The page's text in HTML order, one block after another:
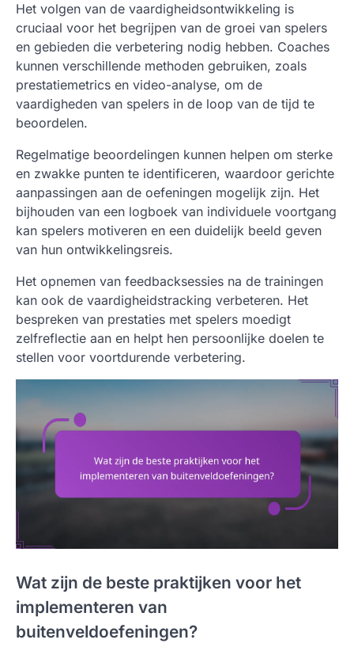
Het volgen van de vaardigheidsontwikkeling is
cruciaal voor het begrijpen van de groei van spelers
en gebieden die verbetering nodig hebben. Coaches
kunnen verschillende methoden gebruiken, zoals
prestatiemetrics en video-analyse, om de
vaardigheden van spelers in de loop van de tijd te
beoordelen.
Regelmatige beoordelingen kunnen helpen om sterke
en zwakke punten te identificeren, waardoor gerichte
aanpassingen aan de oefeningen mogelijk zijn. Het
bijhouden van een logboek van individuele voortgang
kan spelers motiveren en een duidelijk beeld geven
van hun ontwikkelingsreis.
Het opnemen van feedbacksessies na de trainingen
kan ook de vaardigheidstracking verbeteren. Het
bespreken van prestaties met spelers moedigt
zelfreflectie aan en helpt hen persoonlijke doelen te
stellen voor voortdurende verbetering.
Wat zijn de beste praktijken voor het
implementeren van
buitenveldoefeningen?